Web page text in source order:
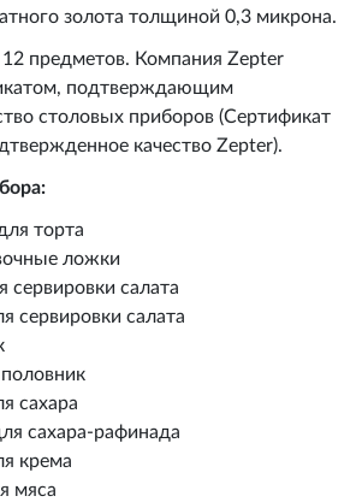
золота толщиной 0,3 микрона.
12 предметов. Компания Zepter
подтверждающим
столовых приборов (Сертификат
качество Zepter).
торта
ложки
сервировки салата
сервировки салата
сахара
сахара-рафинада
крема
мяса